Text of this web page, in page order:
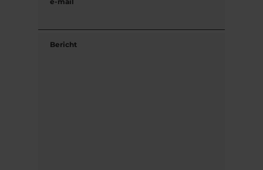
Bericht